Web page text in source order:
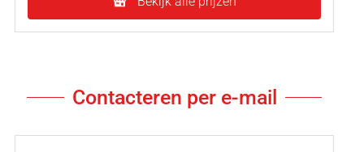
Contacteren per e-mail